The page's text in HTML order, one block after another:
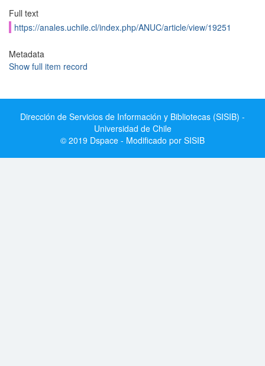
Full text
https://anales.uchile.cl/index.php/ANUC/article/view/19251
Metadata
Show full item record
Dirección de Servicios de Información y Bibliotecas (SISIB) -
Universidad de Chile
© 2019 Dspace - Modificado por SISIB